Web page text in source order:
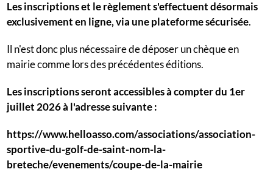
Les inscriptions et le règlement s'effectuent désormais
exclusivement en ligne, via une plateforme sécurisée.
Il n'est donc plus nécessaire de déposer un chèque en
mairie comme lors des précédentes éditions.
Les inscriptions seront accessibles à compter du 1er
juillet 2026 à l'adresse suivante :
https://www.helloasso.com/associations/association-
sportive-du-golf-de-saint-nom-la-
breteche/evenements/coupe-de-la-mairie